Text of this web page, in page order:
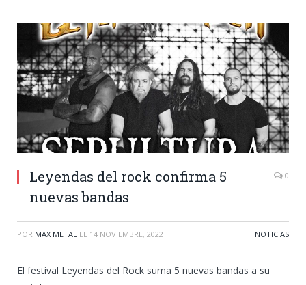
Leyendas del rock confirma 5
nuevas bandas
0
POR MAX METAL EL 14 NOVIEMBRE, 2022 NOTICIAS
El festival Leyendas del Rock suma 5 nuevas bandas a su